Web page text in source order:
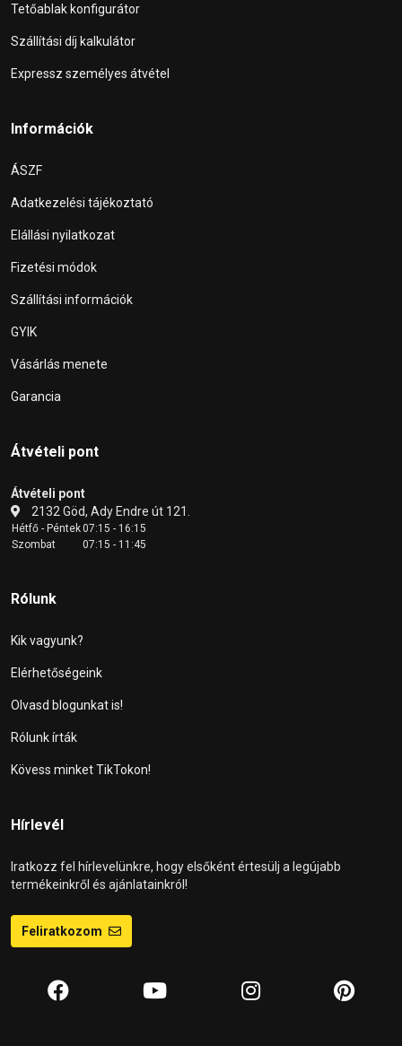
Tetőablak konfigurátor
Szállítási díj kalkulátor
Expressz személyes átvétel
Információk
ÁSZF
Adatkezelési tájékoztató
Elállási nyilatkozat
Fizetési módok
Szállítási információk
GYIK
Vásárlás menete
Garancia
Átvételi pont
Átvételi pont
2132 Göd, Ady Endre út 121.
Hétfő - Péntek07:15 - 16:15
Szombat
07:15 - 11:45
Rólunk
Kik vagyunk?
Elérhetőségeink
Olvasd blogunkat is!
Rólunk írták
Kövess minket TikTokon!
Hírlevél
Iratkozz fel hírlevelünkre, hogy elsőként értesülj a legújabb
termékeinkről és ajánlatainkról!
Feliratkozom